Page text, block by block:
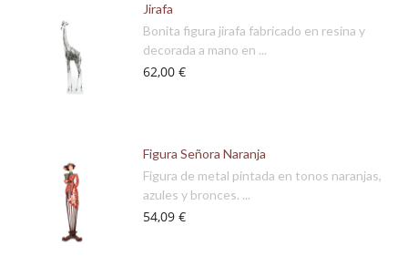
Jirafa
Bonita figura jirafa fabricado en resina y
decorada a mano en ...
62,00 €
Figura Señora Naranja
Figura de metal pintada en tonos naranjas,
azules y bronces. ...
54,09 €